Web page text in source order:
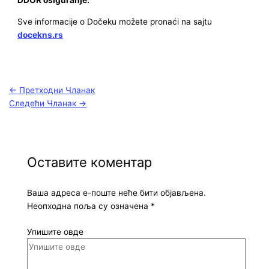
Sve informacije o Dočeku možete pronaći na sajtu
docekns.rs
← Претходни Чланак
Следећи Чланак →
Оставите коментар
Ваша адреса е-поште неће бити објављена.
Неопходна поља су означена *
Упишите овде